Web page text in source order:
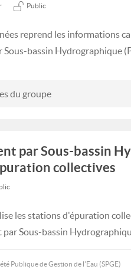
Public
reprend les informations
Sous-bassin Hydrographique
du groupe
par Sous-bassin
collectives
les stations d'épuration
Sous-bassin
Publique de Gestion de l'Eau (SPGE)